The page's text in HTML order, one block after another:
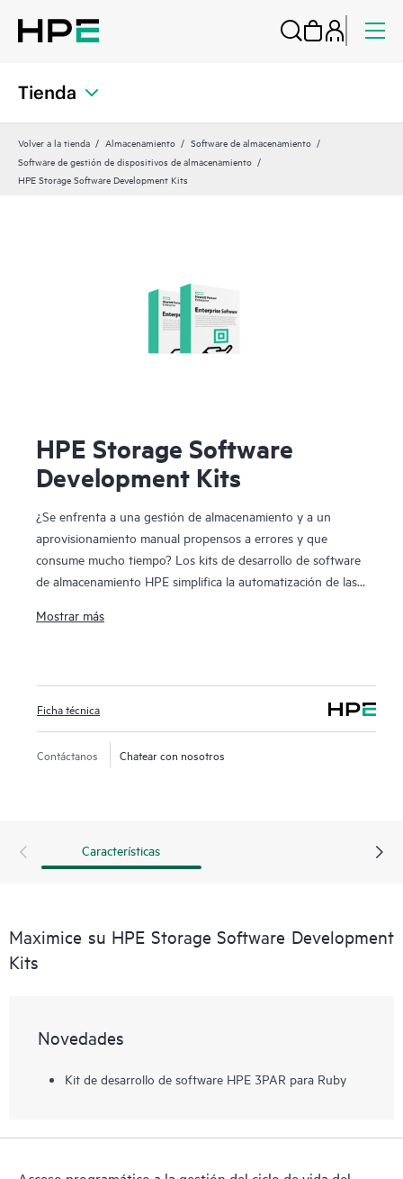
Tienda
Volver a la tienda Almacenamiento
Software de almacenamiento
Software de gestión de dispositivos de almacenamiento
HPE Storage Software Development Kits
HPE Storage Software
Development Kits
¿Se enfrenta a una gestión de almacenamiento y a un
aprovisionamiento manual propensos a errores y que
consume mucho tiempo? Los kits de desarrollo de software
de almacenamiento HPE simplifica la automatización de las
el aprovisionamiento, la supervisión, la elaboración de
y Ruby. Para tener una nube pública la agilidad y la
automatización de las tareas de infraestructura son
imprescindibles. El aprovisionamiento manual y la gestión de
las matrices de almacenamiento pueden ser complejos,
nativos y reducen significativamente la cantidad de
aprovisionamiento y la supervisión manuales del
almacenamiento, además de recudir los errores humanos
Mostrar más
Ficha técnica
Contáctanos Chatear con nosotros
Características
Maximice su HPE Storage Software Development
Kits
Novedades
Kit de desarrollo de software HPE 3PAR para Ruby